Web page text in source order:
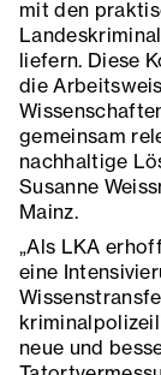
mit den
liefern. Diese
die
gemeinsam
nachhaltige
Susanne
Mainz.
„Als LKA
eine
neue und